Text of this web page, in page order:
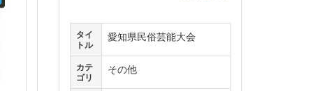
タイ
トル
愛知県民俗芸能大会
カテ
ゴリ
その他